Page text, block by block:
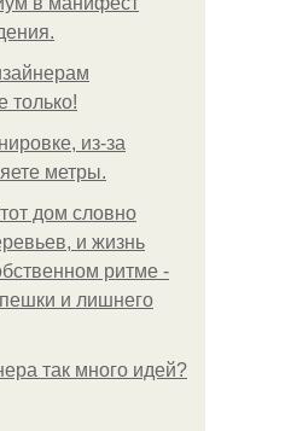
только!
из-за
метры.
дом словно
и жизнь
ритме -
и лишнего
так много идей?